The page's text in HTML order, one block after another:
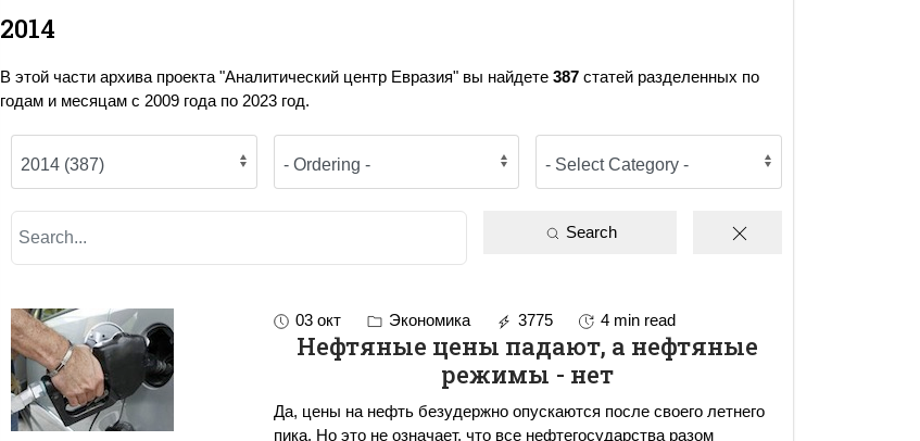
2014
В этой части архива проекта "Аналитический центр Евразия" вы найдете 387 статей разделенных по
годам и месяцам с 2009 года по 2023 год.
Search
03 окт Экономика 3775 4 min read
Нефтяные цены падают, а нефтяные
режимы - нет
Да, цены на нефть безудержно опускаются после своего летнего
пика. Но это не означает, что все нефтегосударства разом